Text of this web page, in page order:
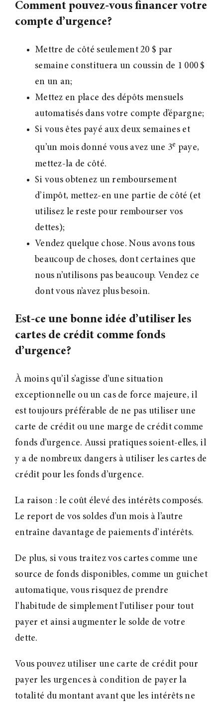
Comment pouvez-vous financer votre
compte d’urgence?
Mettre de côté seulement 20 $ par
semaine constituera un coussin de 1 000 $
en un an;
Mettez en place des dépôts mensuels
automatisés dans votre compte d’épargne;
Si vous êtes payé aux deux semaines et
qu’un mois donné vous avez une 3e paye,
mettez-la de côté.
Si vous obtenez un remboursement
d’impôt, mettez-en une partie de côté (et
utilisez le reste pour rembourser vos
dettes);
Vendez quelque chose. Nous avons tous
beaucoup de choses, dont certaines que
nous n’utilisons pas beaucoup. Vendez ce
dont vous n’avez plus besoin.
Est-ce une bonne idée d’utiliser les
cartes de crédit comme fonds
d’urgence?
À moins qu’il s’agisse d’une situation
exceptionnelle ou un cas de force majeure, il
est toujours préférable de ne pas utiliser une
carte de crédit ou une marge de crédit comme
fonds d’urgence. Aussi pratiques soient-elles, il
y a de nombreux dangers à utiliser les cartes de
crédit pour les fonds d’urgence.
La raison : le coût élevé des intérêts composés.
Le report de vos soldes d’un mois à l’autre
entraîne davantage de paiements d’intérêts.
De plus, si vous traitez vos cartes comme une
source de fonds disponibles, comme un guichet
automatique, vous risquez de prendre
l’habitude de simplement l’utiliser pour tout
payer et ainsi augmenter le solde de votre
dette.
Vous pouvez utiliser une carte de crédit pour
payer les urgences à condition de payer la
totalité du montant avant que les intérêts ne